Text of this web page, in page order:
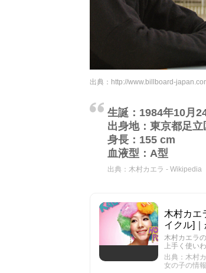
出典： http://www.billboard-
生誕：1984年10月
出身地：東京都足立
身長：155 cm
血液型：A型
出典： 木村カエラ - Wikipedia
木村カエ
イクル]
木村カエラ
上手く使い
出典：木村
女の子の情